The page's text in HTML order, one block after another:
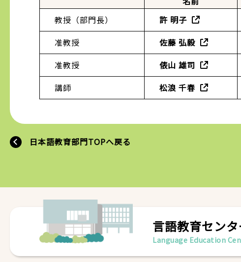
教授（部門長）
許 明子
准教授
佐藤 弘毅
准教授
俵山 雄司
講師
松浪 千春
日本語教育部門TOPへ戻る
言語教育センタ
Language Education